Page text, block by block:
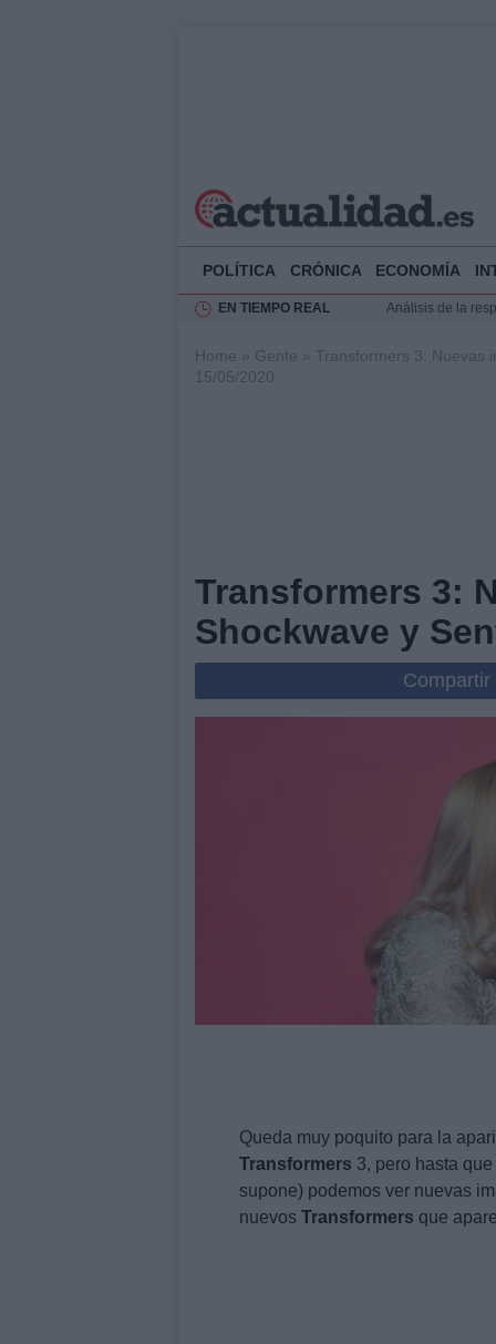
POLÍTICA CRÓNICA ECONOMÍA
EN TIEMPO REAL
Análisis de la
Felipe VI recibe
Home » Gente » Transformers 3: Nuevas
15/05/2020
Transformers 3:
Shockwave y
Queda muy poquito para la
Transformers 3, pero hasta
supone) podemos ver nuevas
nuevos Transformers que